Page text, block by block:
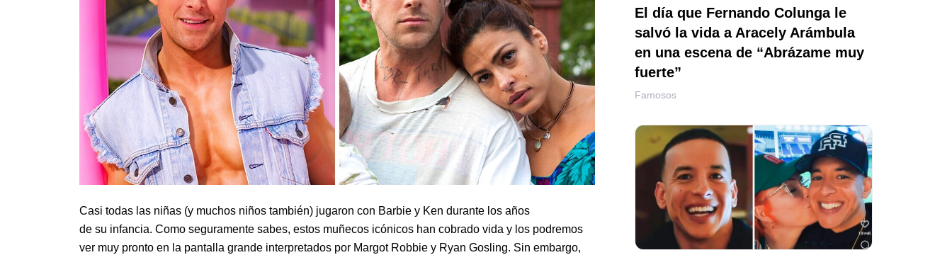
El día que Fernando Colunga le
salvó la vida a Aracely Arámbula
en una escena de “Abrázame muy
fuerte”
Famosos
Casi todas las niñas (y muchos niños también) jugaron con Barbie y Ken durante los años
de su infancia. Como seguramente sabes, estos muñecos icónicos han cobrado vida y los podremos
ver muy pronto en la pantalla grande interpretados por Margot Robbie y Ryan Gosling. Sin embargo,